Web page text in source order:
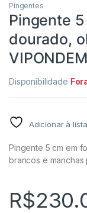
Pingentes
Pingente
dourado,
Disponibilidade
Adicionar à
Pingente 5 cm em
brancos e
R$